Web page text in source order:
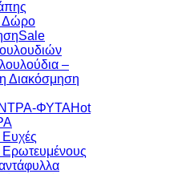
Δώρο
–
Διακόσμηση
ΦΥΤΑ
Ευχές
Ερωτευμένους